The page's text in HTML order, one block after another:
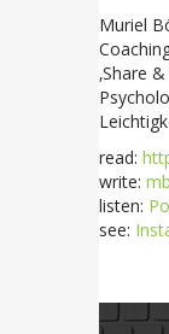
Muriel
‚Share
read:
write:
listen:
see: